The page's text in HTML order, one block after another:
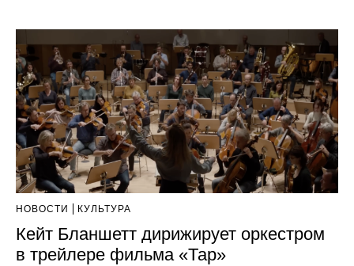
НОВОСТИ КУЛЬТУРА
Кейт Бланшетт дирижирует оркестром
в трейлере фильма «Тар»